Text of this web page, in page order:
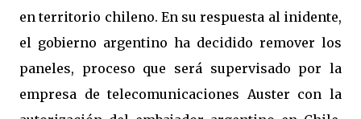
en territorio chileno. En su respuesta al inidente,
el gobierno argentino ha decidido remover los
paneles, proceso que será supervisado por la
empresa de telecomunicaciones Auster con la